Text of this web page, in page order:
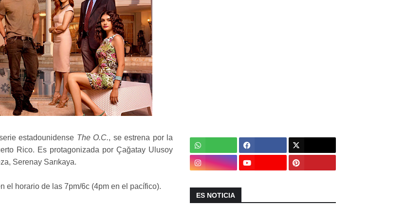
estadounidense The O.C., se estrena por la
Rico. Es protagonizada por Çağatay Ulusoy
Serenay Sarıkaya.
el horario de las 7pm/6c (4pm en el pacífico).
ES NOTICIA